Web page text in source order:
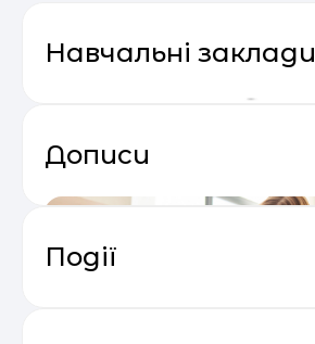
Навчальні заклади
Дописи
Події